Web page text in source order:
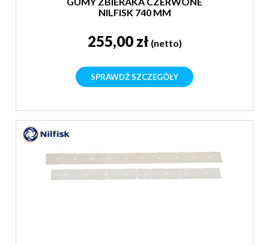
NILFISK 740 MM
255,00 zł (netto)
SPRAWDŹ SZCZEGÓŁY